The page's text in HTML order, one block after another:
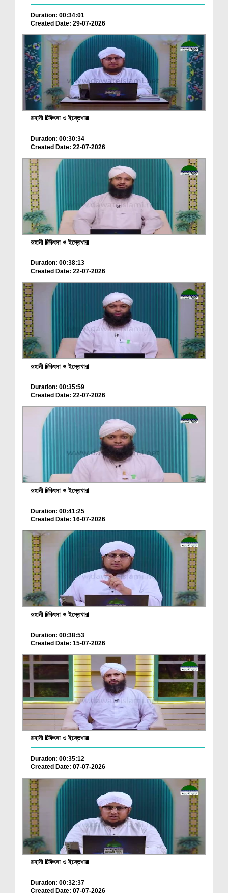
Duration: 00:34:01
Created Date: 29-07-2026
রূহানী চিকিৎসা ও ইস্তেখারা
Duration: 00:30:34
Created Date: 22-07-2026
রূহানী চিকিৎসা ও ইস্তেখারা
Duration: 00:38:13
Created Date: 22-07-2026
রূহানী চিকিৎসা ও ইস্তেখারা
Duration: 00:35:59
Created Date: 22-07-2026
রূহানী চিকিৎসা ও ইস্তেখারা
Duration: 00:41:25
Created Date: 16-07-2026
রূহানী চিকিৎসা ও ইস্তেখারা
Duration: 00:38:53
Created Date: 15-07-2026
রূহানী চিকিৎসা ও ইস্তেখারা
Duration: 00:35:12
Created Date: 07-07-2026
রূহানী চিকিৎসা ও ইস্তেখারা
Duration: 00:32:37
Created Date: 07-07-2026